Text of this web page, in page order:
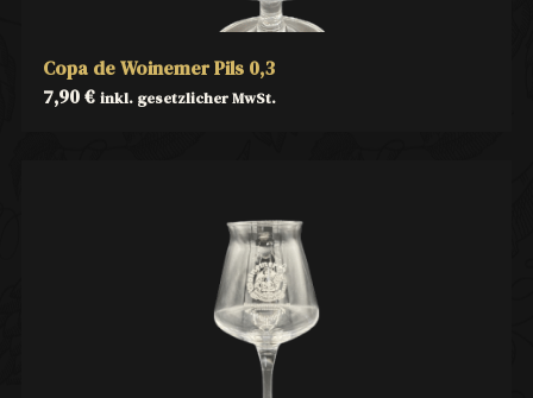
Copa de Woinemer Pils 0,3
7,90€ inkl. gesetzlicher MwSt.